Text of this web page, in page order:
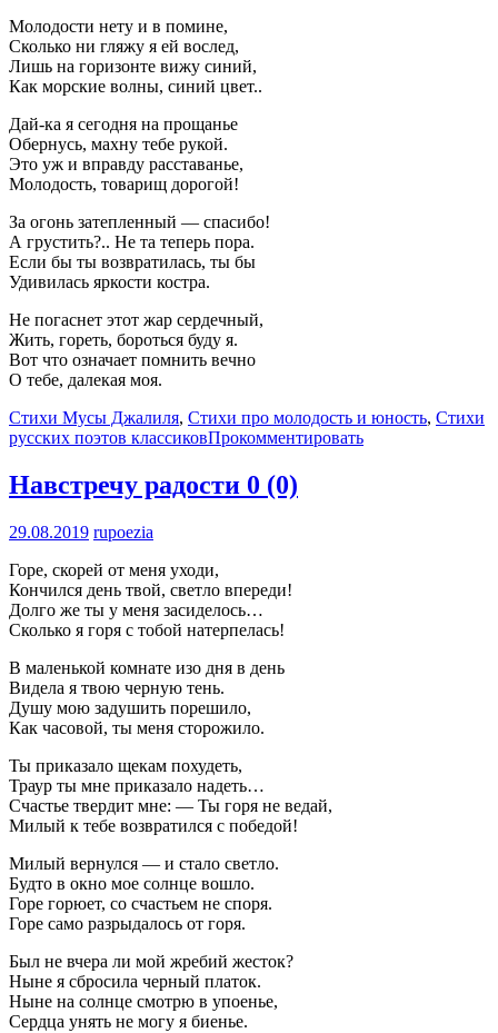
Молодости нету и в помине,
Сколько ни гляжу я ей вослед,
Лишь на горизонте вижу синий,
Как морские волны, синий цвет..
Дай-ка я сегодня на прощанье
Обернусь, махну тебе рукой.
Это уж и вправду расставанье,
Молодость, товарищ дорогой!
За огонь затепленный — спасибо!
А грустить?.. Не та теперь пора.
Если бы ты возвратилась, ты бы
Удивилась яркости костра.
Не погаснет этот жар сердечный,
Жить, гореть, бороться буду я.
Вот что означает помнить вечно
О тебе, далекая моя.
Стихи Мусы Джалиля, Стихи про молодость и юность, Стихи
русских поэтов классиковПрокомментировать
Навстречу радости 0 (0)
29.08.2019 rupoezia
Горе, скорей от меня уходи,
Кончился день твой, светло впереди!
Долго же ты у меня засиделось…
Сколько я горя с тобой натерпелась!
В маленькой комнате изо дня в день
Видела я твою черную тень.
Душу мою задушить порешило,
Как часовой, ты меня сторожило.
Ты приказало щекам похудеть,
Траур ты мне приказало надеть…
Счастье твердит мне: — Ты горя не ведай,
Милый к тебе возвратился с победой!
Милый вернулся — и стало светло.
Будто в окно мое солнце вошло.
Горе горюет, со счастьем не споря.
Горе само разрыдалось от горя.
Был не вчера ли мой жребий жесток?
Ныне я сбросила черный платок.
Ныне на солнце смотрю в упоенье,
Сердца унять не могу я биенье.